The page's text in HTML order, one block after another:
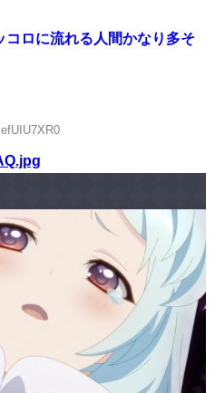
コロに流れる人間かなり多そ